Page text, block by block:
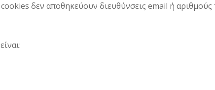
cookies δεν αποθηκεύουν διευθύνσεις email ή